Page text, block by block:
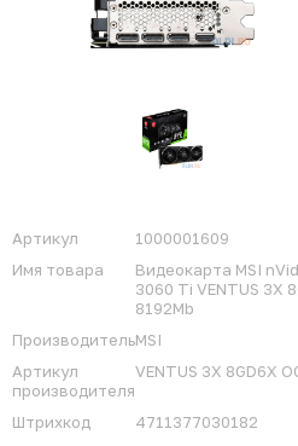
Артикул
1000001609
Имя товара
Видеокарта MSI
3060 Ti VENTUS 3X
8192Mb
ПроизводительMSI
Артикул
производителя
VENTUS 3X 8GD6X
Штрихкод
4711377030182